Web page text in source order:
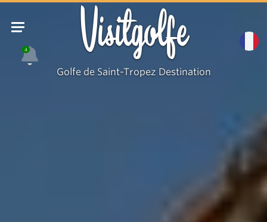
4 Visitgolfe
Golfe de Saint-Tropez Destination